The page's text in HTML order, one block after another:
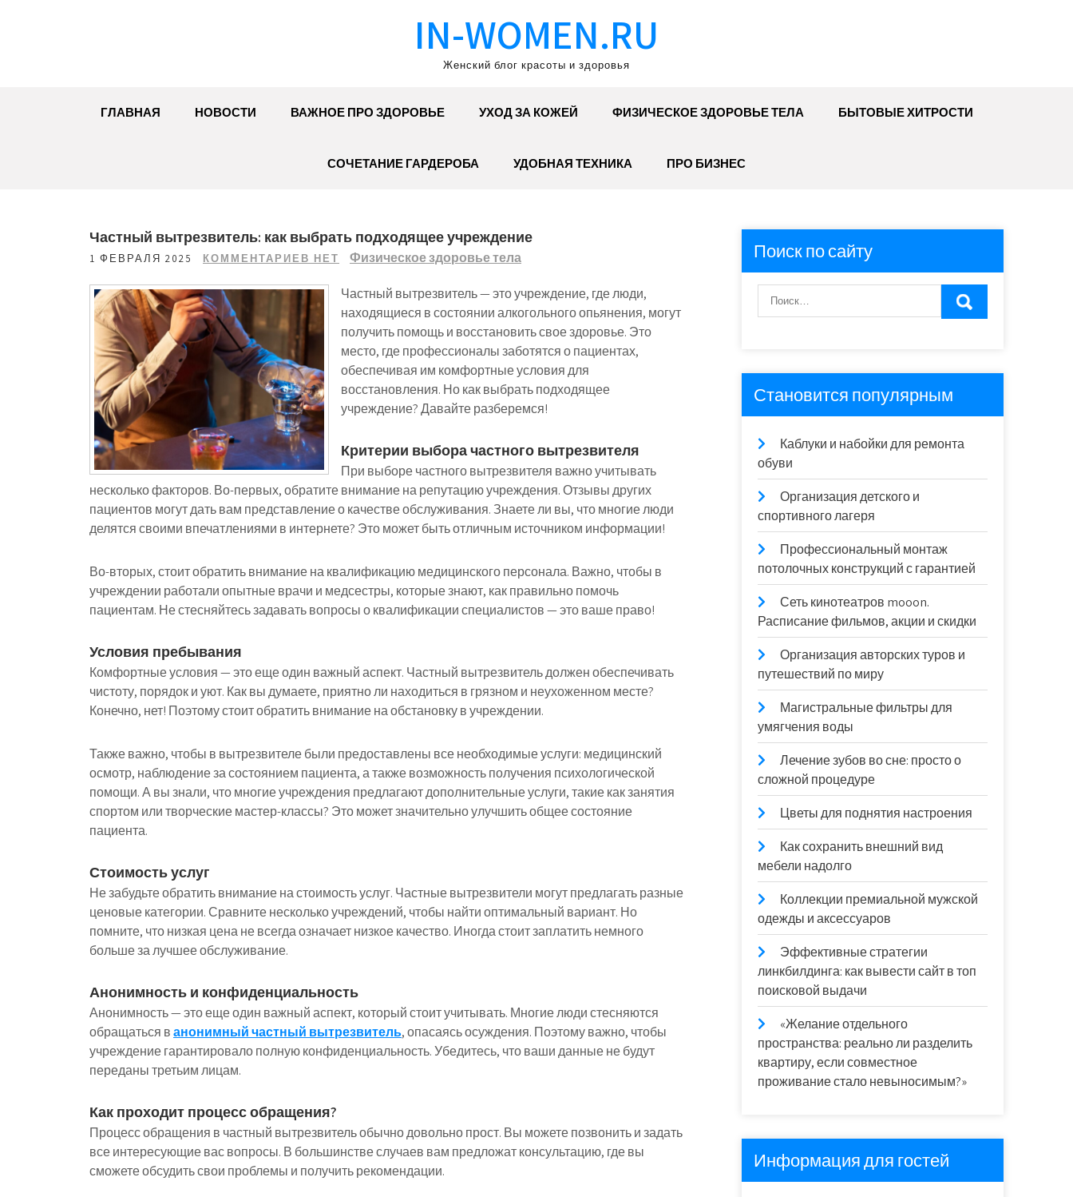
IN-WOMEN.RU
Женский блог красоты и здоровья
ГЛАВНАЯ НОВОСТИ ВАЖНОЕ ПРО ЗДОРОВЬЕ УХОД ЗА КОЖЕЙ ФИЗИЧЕСКОЕ ЗДОРОВЬЕ ТЕЛА БЫТОВЫЕ ХИТРОСТИ
СОЧЕТАНИЕ ГАРДЕРОБА УДОБНАЯ ТЕХНИКА ПРО БИЗНЕС
Частный вытрезвитель: как выбрать подходящее учреждение
1 ФЕВРАЛЯ 2025 КОММЕНТАРИЕВ НЕТ Физическое здоровье тела
Частный вытрезвитель — это учреждение, где люди,
находящиеся в состоянии алкогольного опьянения, могут
получить помощь и восстановить свое здоровье. Это
место, где профессионалы заботятся о пациентах,
обеспечивая им комфортные условия для
восстановления. Но как выбрать подходящее
учреждение? Давайте разберемся!
Критерии выбора частного вытрезвителя
При выборе частного вытрезвителя важно учитывать
несколько факторов. Во-первых, обратите внимание на репутацию учреждения. Отзывы других
пациентов могут дать вам представление о качестве обслуживания. Знаете ли вы, что многие люди
делятся своими впечатлениями в интернете? Это может быть отличным источником информации!
Во-вторых, стоит обратить внимание на квалификацию медицинского персонала. Важно, чтобы в
учреждении работали опытные врачи и медсестры, которые знают, как правильно помочь
пациентам. Не стесняйтесь задавать вопросы о квалификации специалистов — это ваше право!
Условия пребывания
Комфортные условия — это еще один важный аспект. Частный вытрезвитель должен обеспечивать
чистоту, порядок и уют. Как вы думаете, приятно ли находиться в грязном и неухоженном месте?
Конечно, нет! Поэтому стоит обратить внимание на обстановку в учреждении.
Также важно, чтобы в вытрезвителе были предоставлены все необходимые услуги: медицинский
осмотр, наблюдение за состоянием пациента, а также возможность получения психологической
помощи. А вы знали, что многие учреждения предлагают дополнительные услуги, такие как занятия
спортом или творческие мастер-классы? Это может значительно улучшить общее состояние
пациента.
Стоимость услуг
Не забудьте обратить внимание на стоимость услуг. Частные вытрезвители могут предлагать разные
ценовые категории. Сравните несколько учреждений, чтобы найти оптимальный вариант. Но
помните, что низкая цена не всегда означает низкое качество. Иногда стоит заплатить немного
больше за лучшее обслуживание.
Анонимность и конфиденциальность
Анонимность — это еще один важный аспект, который стоит учитывать. Многие люди стесняются
обращаться ванонимный частный вытрезвитель, опасаясь осуждения. Поэтому важно, чтобы
учреждение гарантировало полную конфиденциальность. Убедитесь, что ваши данные не будут
переданы третьим лицам.
Как проходит процесс обращения?
Процесс обращения в частный вытрезвитель обычно довольно прост. Вы можете позвонить и задать
все интересующие вас вопросы. В большинстве случаев вам предложат консультацию, где вы
сможете обсудить свои проблемы и получить рекомендации.
Поиск по сайту
Становится популярным
Каблуки и набойки для ремонта
обуви
Организация детского и
спортивного лагеря
Профессиональный монтаж
потолочных конструкций с гарантией
Сеть кинотеатров mooon.
Расписание фильмов, акции и скидки
Организация авторских туров и
путешествий по миру
Магистральные фильтры для
умягчения воды
Лечение зубов во сне: просто о
сложной процедуре
Цветы для поднятия настроения
Как сохранить внешний вид
мебели надолго
Коллекции премиальной мужской
одежды и аксессуаров
Эффективные стратегии
линкбилдинга: как вывести сайт в топ
поисковой выдачи
«Желание отдельного
пространства: реально ли разделить
квартиру, если совместное
проживание стало невыносимым?»
Информация для гостей